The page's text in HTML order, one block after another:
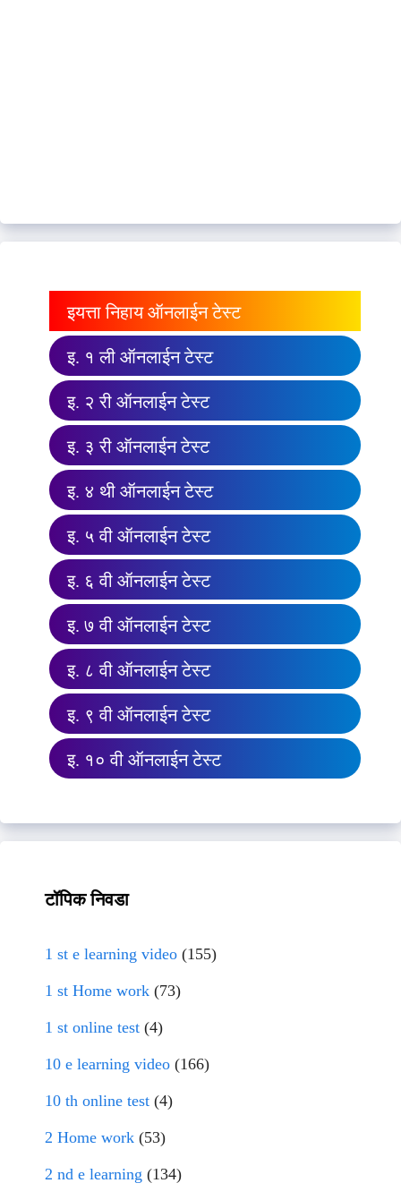
इयत्ता निहाय ऑनलाईन टेस्ट
इ. १ ली ऑनलाईन टेस्ट
इ. २ री ऑनलाईन टेस्ट
इ. ३ री ऑनलाईन टेस्ट
इ. ४ थी ऑनलाईन टेस्ट
इ. ५ वी ऑनलाईन टेस्ट
इ. ६ वी ऑनलाईन टेस्ट
इ. ७ वी ऑनलाईन टेस्ट
इ. ८ वी ऑनलाईन टेस्ट
इ. ९ वी ऑनलाईन टेस्ट
इ. १० वी ऑनलाईन टेस्ट
टॉपिक निवडा
1 st e learning video (155)
1 st Home work (73)
1 st online test (4)
10 e learning video (166)
10 th online test (4)
2 Home work (53)
2 nd e learning (134)